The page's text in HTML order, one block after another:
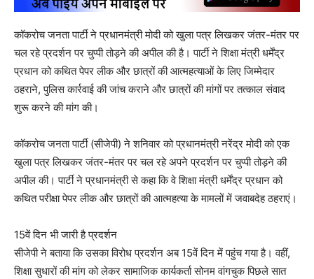
कॉकरोच जनता पार्टी ने प्रधानमंत्री मोदी को खुला पत्र लिखकर जंतर-मंतर पर
चल रहे प्रदर्शन पर चुप्पी तोड़ने की अपील की है। पार्टी ने शिक्षा मंत्री धर्मेंद्र
प्रधान को कथित पेपर लीक और छात्रों की आत्महत्याओं के लिए जिम्मेदार
ठहराने, पुलिस कार्रवाई की जांच कराने और छात्रों की मांगों पर तत्काल संवाद
शुरू करने की मांग की।
कॉकरोच जनता पार्टी (सीजेपी) ने शनिवार को प्रधानमंत्री नरेंद्र मोदी को एक
खुला पत्र लिखकर जंतर-मंतर पर चल रहे अपने प्रदर्शन पर चुप्पी तोड़ने की
अपील की। पार्टी ने प्रधानमंत्री से कहा कि वे शिक्षा मंत्री धर्मेंद्र प्रधान को
कथित परीक्षा पेपर लीक और छात्रों की आत्महत्या के मामलों में जवाबदेह ठहराएं।
15वें दिन भी जारी है प्रदर्शन
सीजेपी ने बताया कि उसका विरोध प्रदर्शन अब 15वें दिन में पहुंच गया है। वहीं,
शिक्षा सुधारों की मांग को लेकर सामाजिक कार्यकर्ता सोनम वांगचुक पिछले सात